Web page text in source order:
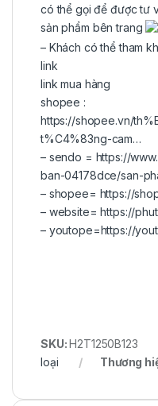
có thể gọi để được tư
sản phẩm bên trang
– Khách có thể tham
link
link mua hàng
shopee :
https://shopee.vn/
t%C4%83ng-cam…
– sendo = https://
ban-04178dce/san-
– shopee= https://
– website=https://
– youtope=https://
SKU:H2T1250B123
loại
Thương